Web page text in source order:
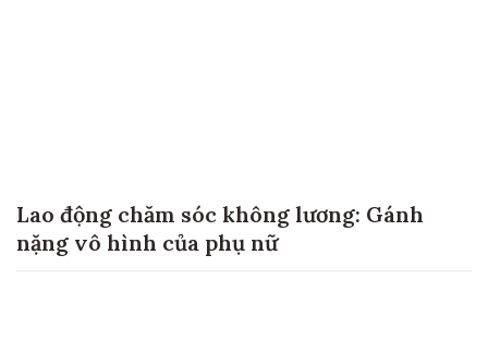
Lao động chăm sóc không lương: Gánh
nặng vô hình của phụ nữ